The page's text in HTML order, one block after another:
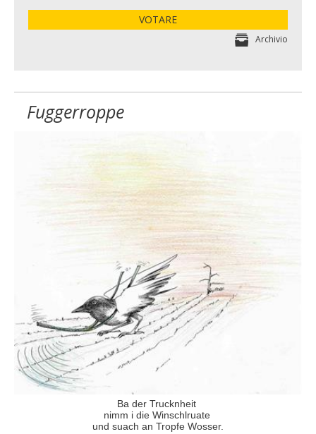
VOTARE
Archivio
Fuggerroppe
Ba der Trucknheit
nimm i die Winschlruate
und suach an Tropfe Wosser.